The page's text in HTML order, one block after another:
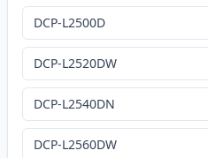
DCP-L2500D
DCP-L2520DW
DCP-L2540DN
DCP-L2560DW